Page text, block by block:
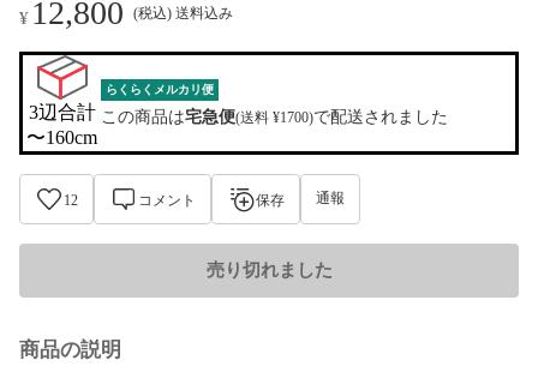
¥ 12,800 (税込) 送料込み
3辺合計
〜160cm
らくらくメルカリ便
この商品は宅急便(送料 ¥1700)で配送されました
12 コメント 保存 通報
売り切れました
商品の説明